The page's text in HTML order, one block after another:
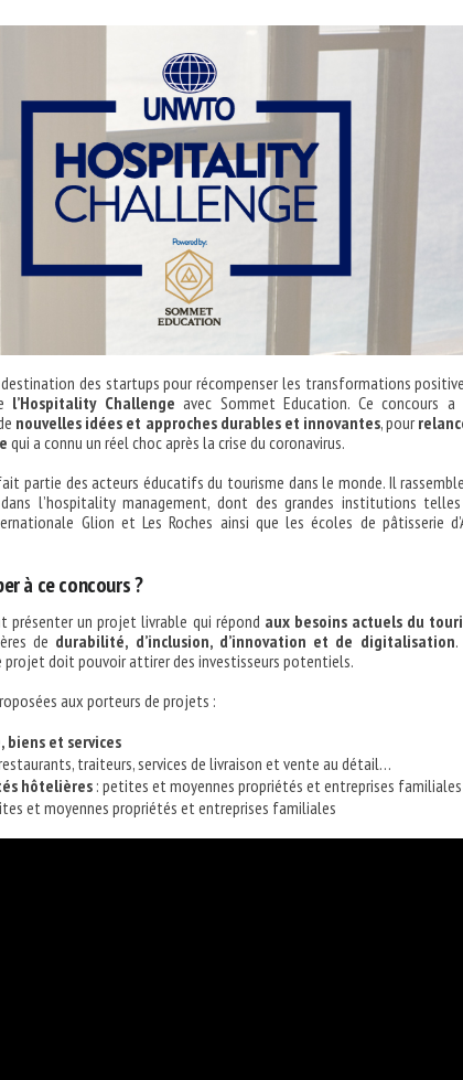
des startups pour récompenser les transformations
l’Hospitality Challenge avec Sommet Education. Ce concours a
nouvelles idées et approches durables et innovantes, pour
qui a connu un réel choc après la crise du coronavirus.
partie des acteurs éducatifs du tourisme dans le monde. Il
l’hospitality management, dont des grandes institutions
Glion et Les Roches ainsi que les écoles de pâtisserie
à ce concours ?
présenter un projet livrable qui répond aux besoins actuels du
de durabilité, d’inclusion, d’innovation et de digitalisation
projet doit pouvoir attirer des investisseurs potentiels.
aux porteurs de projets :
biens et services
traiteurs, services de livraison et vente au détail…
hôtelières : petites et moyennes propriétés et entreprises familiales
et moyennes propriétés et entreprises familiales